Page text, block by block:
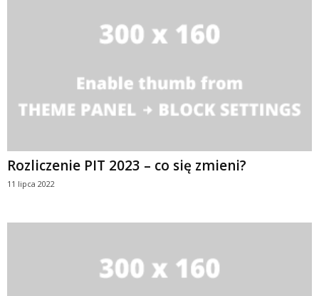
Rozliczenie PIT 2023 – co się zmieni?
11 lipca 2022